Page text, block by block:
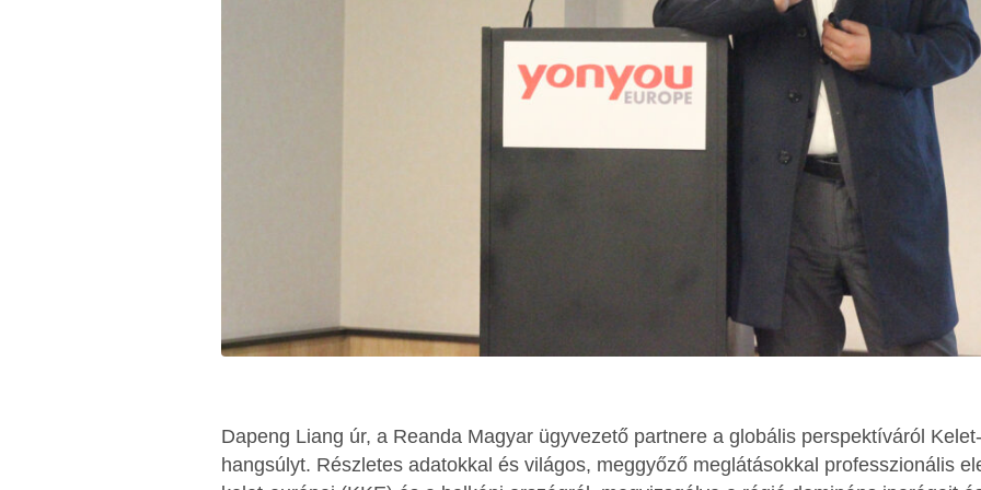
Dapeng Liang úr, a Reanda Magyar ügyvezető partnere a globális perspektíváról
hangsúlyt. Részletes adatokkal és világos, meggyőző meglátásokkal professzionális